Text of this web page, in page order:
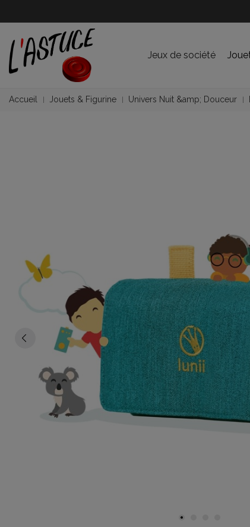
Jeux de société
Accueil Jouets & Figurine Univers Nuit &amp; Douceur